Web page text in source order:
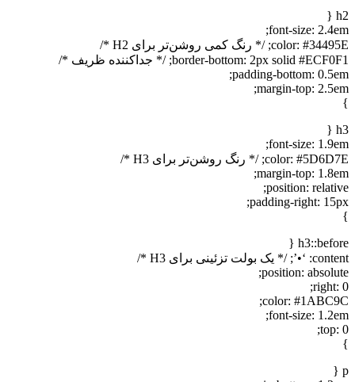
h2 {
font-size: 2.4em;
color: #34495E; /* رنگ کمی روشن‌تر برای H2 */
border-bottom: 2px solid #ECF0F1; /* جداکننده ظریف */
padding-bottom: 0.5em;
margin-top: 2.5em;
}
h3 {
font-size: 1.9em;
color: #5D6D7E; /* رنگ روشن‌تر برای H3 */
margin-top: 1.8em;
position: relative;
padding-right: 15px;
}
h3::before {
content: ‘•’; /* یک بولت تزئینی برای H3 */
position: absolute;
right: 0;
color: #1ABC9C;
font-size: 1.2em;
top: 0;
}
p {